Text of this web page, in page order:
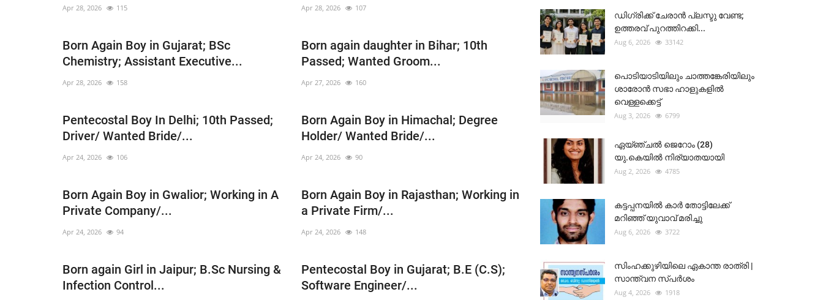
Apr 28, 2026 115 Apr 28, 2026 107
Born Again Boy in Gujarat; BSc
Chemistry; Assistant Executive...
Apr 28, 2026 158
Born again daughter in Bihar; 10th
Passed; Wanted Groom...
Apr 27, 2026 160
Pentecostal Boy In Delhi; 10th Passed;
Driver/ Wanted Bride/...
Apr 24, 2026 106
Born Again Boy in Himachal; Degree
Holder/ Wanted Bride/...
Apr 24, 2026 90
Born Again Boy in Gwalior; Working in A
Private Company/...
Apr 24, 2026 94
Born Again Boy in Rajasthan; Working in
a Private Firm/...
Apr 24, 2026 148
Born again Girl in Jaipur; B.Sc Nursing &
Infection Control...
Pentecostal Boy in Gujarat; B.E (C.S);
Software Engineer/...
ഡിഗ്രിക്ക് ചേരാന്‍ പ്ലസ്ടു വേണ്ട;
ഉത്തരവ് പുറത്തിറക്കി...
Aug 6, 2026 33142
പൊടിയാടിയിലും ചാത്തങ്കേരിയിലും
ശാരോൻ സഭാ ഹാളുകളിൽ
വെള്ളക്കെട്ട്
Aug 3, 2026 6799
ഏയ്ഞ്ചൽ ജെറോം (28)
യു.കെയിൽ നിര്യാതയായി
Aug 2, 2026 4785
കട്ടപ്പനയിൽ കാർ തോട്ടിലേക്ക്
മറിഞ്ഞ് യുവാവ് മരിച്ചു
Aug 6, 2026 3722
സിംഹക്കുഴിയിലെ ഏകാന്ത രാത്രി |
സാന്ത്വന സ്പർശം
Aug 4, 2026 1918